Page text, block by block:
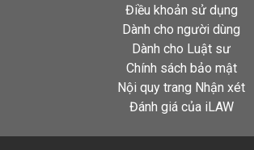
Điều khoản sử dụng
Dành cho người dùng
Dành cho Luật sư
Chính sách bảo mật
Nội quy trang Nhận xét
Đánh giá của iLAW